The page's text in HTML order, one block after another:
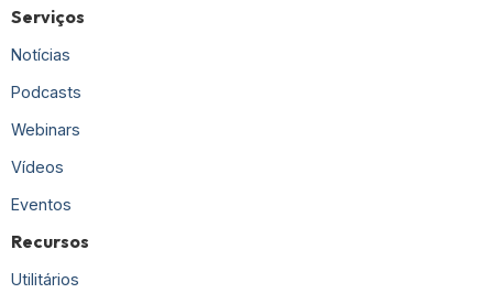
Serviços
Notícias
Podcasts
Webinars
Vídeos
Eventos
Recursos
Utilitários